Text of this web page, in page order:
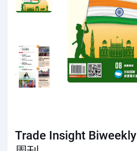
Trade Insight